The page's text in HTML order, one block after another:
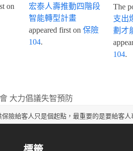
on
宏泰人壽推動四階段
智能轉型計畫
appeared first on 保險
104.
The
支出
劃才
104.
大力倡議失智預防
險給客人只是個起點，最重要的是要給客人